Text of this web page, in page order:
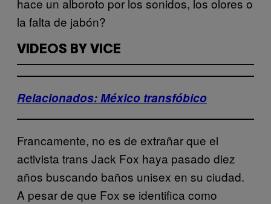
la falta de jabón?
VIDEOS BY VICE
Relacionados: México transfóbico
Francamente, no es de extrañar que el
activista trans Jack Fox haya pasado diez
años buscando baños unisex en su ciudad.
A pesar de que Fox se identifica como